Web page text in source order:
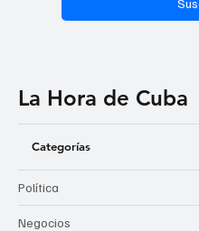
La Hora de Cuba
Categorías
Política
Negocios